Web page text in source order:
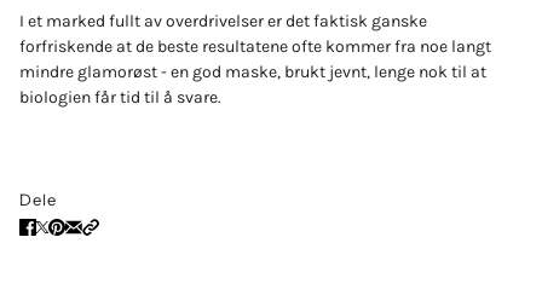
I et marked fullt av overdrivelser er det faktisk ganske
forfriskende at de beste resultatene ofte kommer fra noe langt
mindre glamorøst - en god maske, brukt jevnt, lenge nok til at
biologien får tid til å svare.
Dele